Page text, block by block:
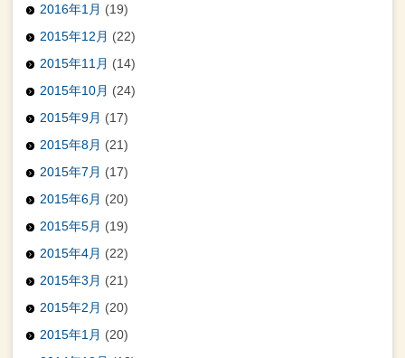
2016年1月 (19)
2015年12月 (22)
2015年11月 (14)
2015年10月 (24)
2015年9月 (17)
2015年8月 (21)
2015年7月 (17)
2015年6月 (20)
2015年5月 (19)
2015年4月 (22)
2015年3月 (21)
2015年2月 (20)
2015年1月 (20)